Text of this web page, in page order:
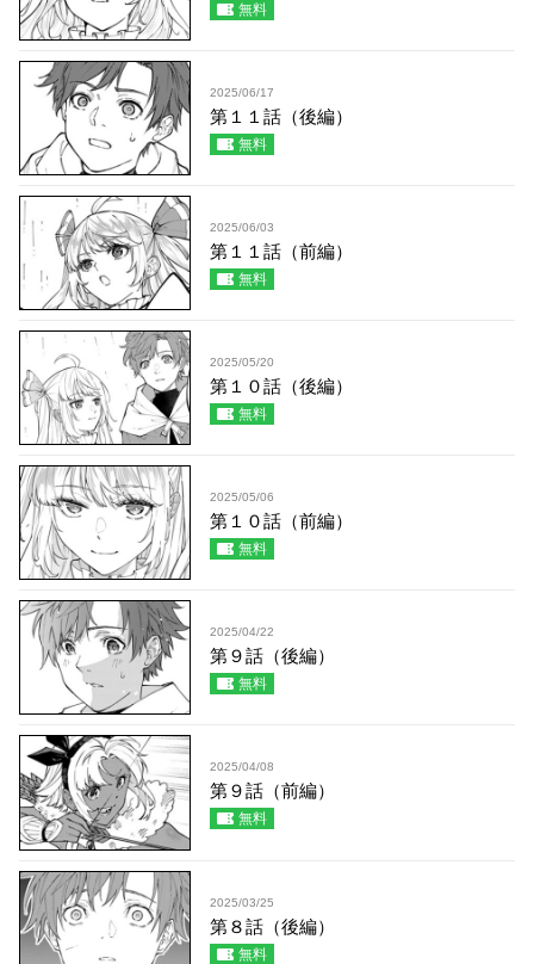
無料
2025/06/17
第１１話（後編）
無料
2025/06/03
第１１話（前編）
無料
2025/05/20
第１０話（後編）
無料
2025/05/06
第１０話（前編）
無料
2025/04/22
第９話（後編）
無料
2025/04/08
第９話（前編）
無料
2025/03/25
第８話（後編）
無料